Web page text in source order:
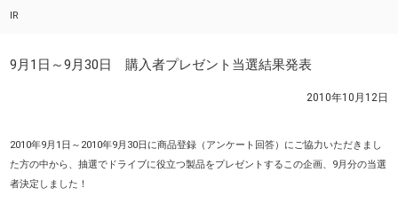
IR
9月1日～9月30日 購入者プレゼント当選結果発表
2010年10月12日
2010年9月1日～2010年9月30日に商品登録（アンケート回答）にご協力いただきまし
た方の中から、抽選でドライブに役立つ製品をプレゼントするこの企画、9月分の当選
者決定しました！